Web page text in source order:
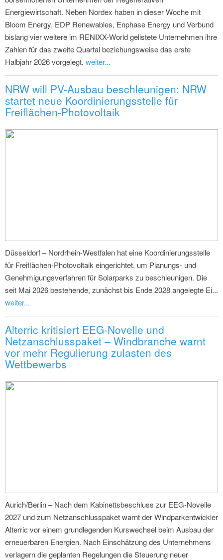
Energiewirtschaft. Neben Nordex haben in dieser Woche mit
Bloom Energy, EDP Renewables, Enphase Energy und Verbund
bislang vier weitere im RENIXX-World gelistete Unternehmen ihre
Zahlen für das zweite Quartal beziehungsweise das erste
Halbjahr 2026 vorgelegt. weiter...
NRW will PV-Ausbau beschleunigen: NRW
startet neue Koordinierungsstelle für
Freiflächen-Photovoltaik
Düsseldorf – Nordrhein-Westfalen hat eine Koordinierungsstelle
für Freiflächen-Photovoltaik eingerichtet, um Planungs- und
Genehmigungsverfahren für Solarparks zu beschleunigen. Die
seit Mai 2026 bestehende, zunächst bis Ende 2028 angelegte Ei...
weiter...
Alterric kritisiert EEG-Novelle und
Netzanschlusspaket – Windbranche warnt
vor mehr Regulierung zulasten des
Wettbewerbs
Aurich/Berlin – Nach dem Kabinettsbeschluss zur EEG-Novelle
2027 und zum Netzanschlusspaket warnt der Windparkentwickler
Alterric vor einem grundlegenden Kurswechsel beim Ausbau der
erneuerbaren Energien. Nach Einschätzung des Unternehmens
verlagern die geplanten Regelungen die Steuerung neuer